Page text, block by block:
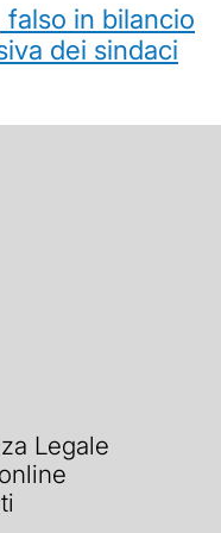
in bilancio
dei sindaci
Legale